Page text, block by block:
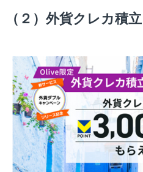
（２）外貨クレカ積